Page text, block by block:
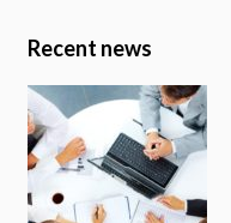
Recent news